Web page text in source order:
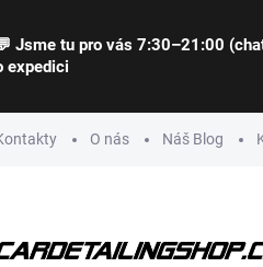
Jsme tu pro vás 7:30–21:00
expedici
O nás Náš Blog